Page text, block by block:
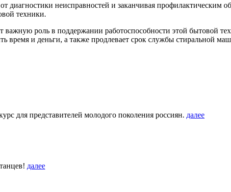
неисправностей и заканчивая профилактическим
техники.
роль в поддержании работоспособности этой бытовой
время и деньги, а также продлевает срок службы стиральной
для представителей молодого поколения россиян. далее
далее